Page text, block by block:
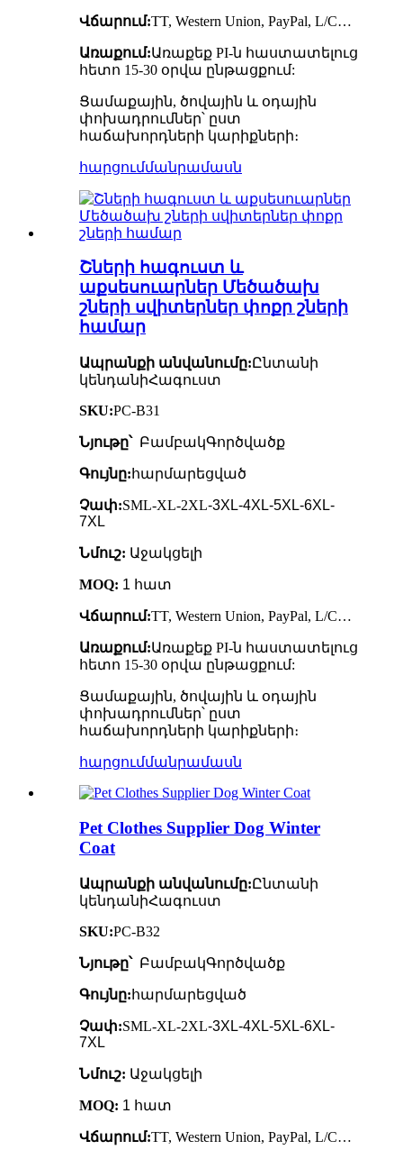
Վճարում:TT, Western Union, PayPal, L/C…
Առաքում:Առաքեք PI-ն հաստատելուց
հետո 15-30 օրվա ընթացքում:
Ցամաքային, ծովային և օդային
փոխադրումներ՝ ըստ
հաճախորդների կարիքների։
հարցումմանրամասն
Շների հագուստ և
աքսեսուարներ Մեծածախ
շների սվիտերներ փոքր շների
համար
Ապրանքի անվանումը:Ընտանի
կենդանիՀագուստ
SKU:PC-B31
Նյութը՝ ԲամբակԳործվածք
Գույնը: հարմարեցված
Չափ:SML-XL-2XL-3XL-4XL-5XL-6XL-
7XL
Նմուշ: Աջակցելի
MOQ: 1 հատ
Վճարում:TT, Western Union, PayPal, L/C…
Առաքում:Առաքեք PI-ն հաստատելուց
հետո 15-30 օրվա ընթացքում:
Ցամաքային, ծովային և օդային
փոխադրումներ՝ ըստ
հաճախորդների կարիքների։
հարցումմանրամասն
Pet Clothes Supplier Dog Winter
Coat
Ապրանքի անվանումը:Ընտանի
կենդանիՀագուստ
SKU:PC-B32
Նյութը՝ ԲամբակԳործվածք
Գույնը: հարմարեցված
Չափ:SML-XL-2XL-3XL-4XL-5XL-6XL-
7XL
Նմուշ: Աջակցելի
MOQ: 1 հատ
Վճարում:TT, Western Union, PayPal, L/C…